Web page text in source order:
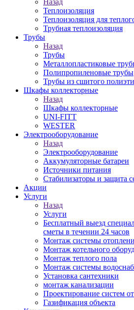
Назад
Теплоизоляция
Теплоизоляция для
Трубная теплоизоляция
Трубы
Назад
Трубы
Металлопластиковые
Полипропиленовые трубы
Трубы из сшитого
Шкафы коллекторные
Назад
Шкафы коллекторные
UNI-FITT
WESTER
Электрооборудование
Назад
Электрооборудование
Аккумуляторные батареи
Источники питания
Стабилизаторы и защита
Акции
Услуги
Назад
Услуги
Бесплатный выезд
сметы в течении 24 часов
Монтаж системы
Монтаж котельного
Монтаж теплого пола
Монтаж системы
Установка сантехники
монтаж канализации
Проектирование систем
Газификация объекта